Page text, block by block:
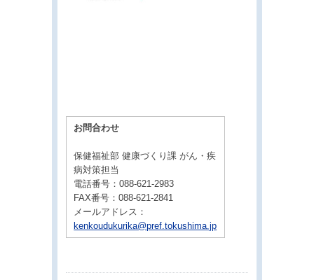
お問合わせ
保健福祉部 健康づくり課 がん・疾
病対策担当
電話番号：088-621-2983
FAX番号：088-621-2841
メールアドレス：
kenkoudukurika@pref.tokushima.jp